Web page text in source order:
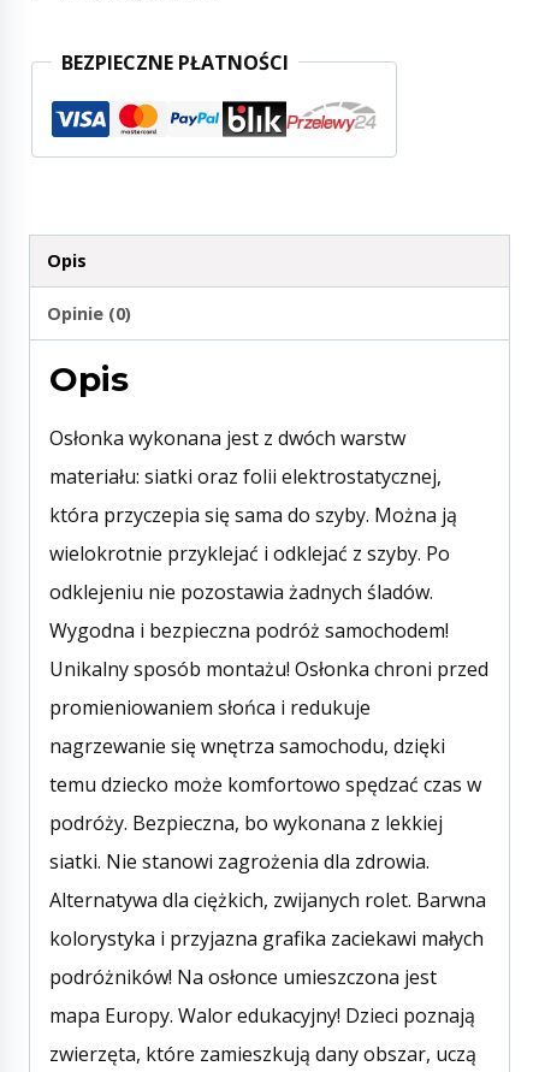
BEZPIECZNE PŁATNOŚCI
Opis
Opinie (0)
Opis
Osłonka wykonana jest z dwóch warstw
materiału: siatki oraz folii elektrostatycznej,
która przyczepia się sama do szyby. Można ją
wielokrotnie przyklejać i odklejać z szyby. Po
odklejeniu nie pozostawia żadnych śladów.
Wygodna i bezpieczna podróż samochodem!
Unikalny sposób montażu! Osłonka chroni przed
promieniowaniem słońca i redukuje
nagrzewanie się wnętrza samochodu, dzięki
temu dziecko może komfortowo spędzać czas w
podróży. Bezpieczna, bo wykonana z lekkiej
siatki. Nie stanowi zagrożenia dla zdrowia.
Alternatywa dla ciężkich, zwijanych rolet. Barwna
kolorystyka i przyjazna grafika zaciekawi małych
podróżników! Na osłonce umieszczona jest
mapa Europy. Walor edukacyjny! Dzieci poznają
zwierzęta, które zamieszkują dany obszar, uczą